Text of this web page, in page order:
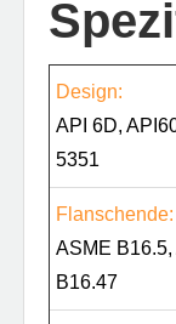
Design:
API 6D,
5351
Flanschende:
ASME B16.5,
B16.47